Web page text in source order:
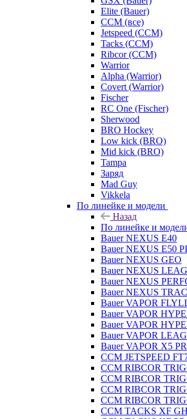
Elite (Bauer)
CCM (все)
Jetspeed (CCM)
Tacks (CCM)
Ribcor (CCM)
Warrior
Alpha (Warrior)
Covert (Warrior)
Fischer
RC One (Fischer)
Sherwood
BRO Hockey
Low kick (BRO)
Mid kick (BRO)
Tampa
Заряд
Mad Guy
Vikkela
По линейке и модели
Назад
По линейке и
Bauer NEXUS E40
Bauer NEXUS E50
Bauer NEXUS GEO
Bauer NEXUS
Bauer NEXUS
Bauer NEXUS
Bauer VAPOR
Bauer VAPOR
Bauer VAPOR
Bauer VAPOR
Bauer VAPOR X5
CCM JETSPEED
CCM RIBCOR
CCM RIBCOR
CCM RIBCOR
CCM RIBCOR
CCM TACKS XF